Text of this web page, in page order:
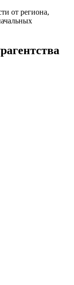
от региона,